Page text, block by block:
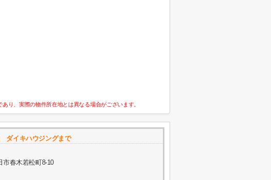
り、実際の物件所在地とは異なる場合がございます。
ダイキハウジングまで
市春木若松町8-10